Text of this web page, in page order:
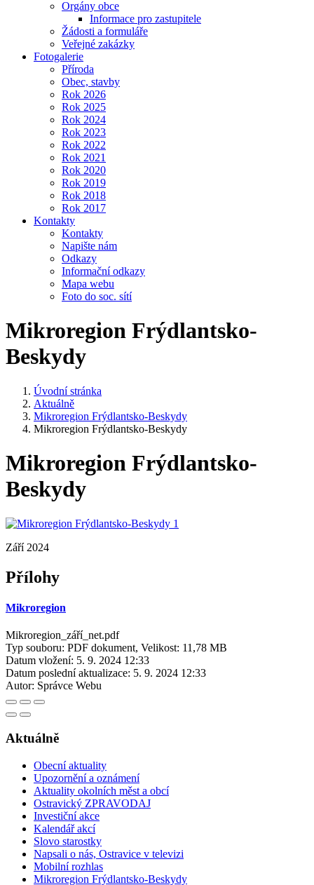
Orgány obce
Informace pro zastupitele
Žádosti a formuláře
Veřejné zakázky
Fotogalerie
Příroda
Obec, stavby
Rok 2026
Rok 2025
Rok 2024
Rok 2023
Rok 2022
Rok 2021
Rok 2020
Rok 2019
Rok 2018
Rok 2017
Kontakty
Kontakty
Napište nám
Odkazy
Informační odkazy
Mapa webu
Foto do soc. sítí
Mikroregion Frýdlantsko-
Beskydy
Úvodní stránka
Aktuálně
Mikroregion Frýdlantsko-Beskydy
Mikroregion Frýdlantsko-Beskydy
Mikroregion Frýdlantsko-
Beskydy
Září 2024
Přílohy
Mikroregion
Mikroregion_září_net.pdf
Typ souboru: PDF dokument, Velikost: 11,78 MB
Datum vložení: 5. 9. 2024 12:33
Datum poslední aktualizace: 5. 9. 2024 12:33
Autor: Správce Webu
Aktuálně
Obecní aktuality
Upozornění a oznámení
Aktuality okolních měst a obcí
Ostravický ZPRAVODAJ
Investiční akce
Kalendář akcí
Slovo starostky
Napsali o nás, Ostravice v televizi
Mobilní rozhlas
Mikroregion Frýdlantsko-Beskydy